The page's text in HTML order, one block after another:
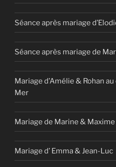
Séance après mariage
Séance après mariage de
Mariage d’Amélie & Rohan
Mer
Mariage de Marine &
Mariage d’ Emma & Jean-Luc